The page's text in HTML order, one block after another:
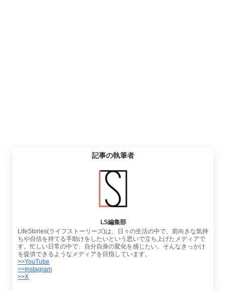
記事の執筆者
LS編集部
LifeStories(ライフストーリーズ)は、日々の生活の中で、前向きな気持
ちや自信を持てる手助けをしたいという思いで立ち上げたメディアで
す。忙しい日常の中で、自分自身の変化を感じたい。そんなきっかけ
を提供できるようなメディアを目指しています。
>>YouTube
>>Instagram
>>X